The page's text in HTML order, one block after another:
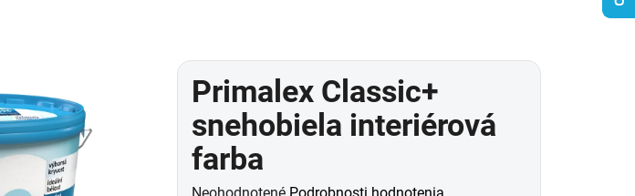
Primalex Classic+
snehobiela interiérová
farba
Priemerné